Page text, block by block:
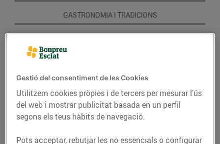
GASTRONOMIA I TRADICIONS
Gestió del consentiment de les Cookies
Utilitzem cookies pròpies i de tercers per mesurar l’ús
del web i mostrar publicitat basada en un perfil
segons els teus hàbits de navegació.
Pots acceptar, rebutjar les no essencials o configurar